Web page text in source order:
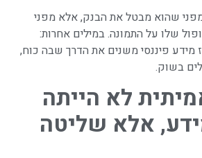
מפני שהוא מבטל את הבנק, אלא מפני
שלו על התמונה. במילים אחרות:
מידע פיננסי משנים את הדרך שבה כוח,
בשוק.
לא הייתה
אלא שליטה